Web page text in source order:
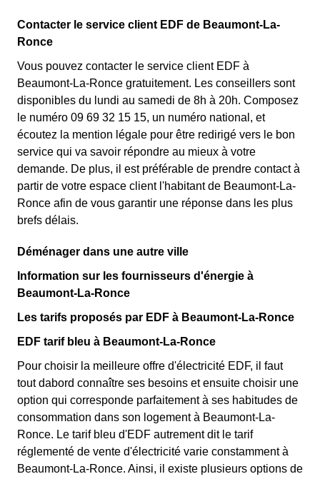
Contacter le service client EDF de Beaumont-La-
Ronce
Vous pouvez contacter le service client EDF à
Beaumont-La-Ronce gratuitement. Les conseillers sont
disponibles du lundi au samedi de 8h à 20h. Composez
le numéro 09 69 32 15 15, un numéro national, et
écoutez la mention légale pour être redirigé vers le bon
service qui va savoir répondre au mieux à votre
demande. De plus, il est préférable de prendre contact à
partir de votre espace client l'habitant de Beaumont-La-
Ronce afin de vous garantir une réponse dans les plus
brefs délais.
Déménager dans une autre ville
Information sur les fournisseurs d'énergie à
Beaumont-La-Ronce
Les tarifs proposés par EDF à Beaumont-La-Ronce
EDF tarif bleu à Beaumont-La-Ronce
Pour choisir la meilleure offre d'électricité EDF, il faut
tout dabord connaître ses besoins et ensuite choisir une
option qui corresponde parfaitement à ses habitudes de
consommation dans son logement à Beaumont-La-
Ronce. Le tarif bleu d'EDF autrement dit le tarif
réglementé de vente d'électricité varie constamment à
Beaumont-La-Ronce. Ainsi, il existe plusieurs options de